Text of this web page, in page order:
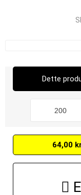
Dette
64,00